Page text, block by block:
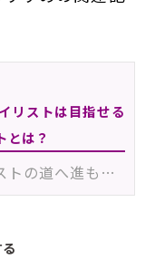
リストは目指せる
とは？
これからアイリストの道へ進もうとしている人にとって、資格や技術を習得するためのスクール選びは重要な…